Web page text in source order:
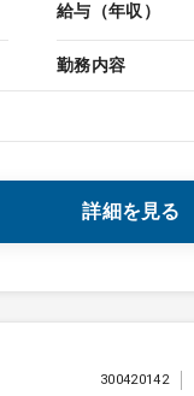
給与（年収）
勤務内容
詳細を見る
300420142